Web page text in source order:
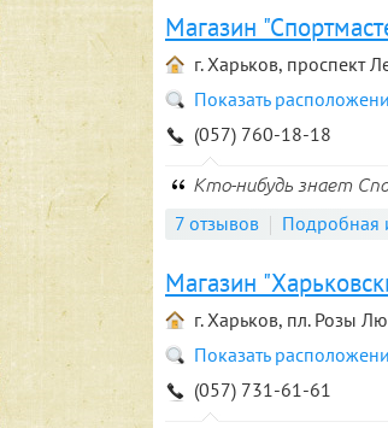
Магазин
г. Харьков, проспект
Показать
(057) 760-18-18
Кто-нибудь знает
7 отзывов Подробная
Магазин
г. Харьков, пл. Розы
Показать
(057) 731-61-61